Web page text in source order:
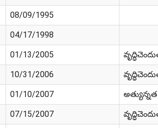
08/09/1995
04/17/1998
01/13/2005
10/31/2006
01/10/2007
07/15/2007